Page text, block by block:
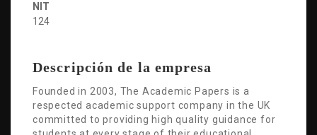
NIT
124
Descripción de la empresa
Founded in 2003, The Academic Papers is a
respected academic support company in the UK
committed to providing high quality guidance for